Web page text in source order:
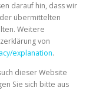
darauf hin, dass wir
übermittelten
Weitere
von
explanation.
dieser Website
Sie sich bitte aus